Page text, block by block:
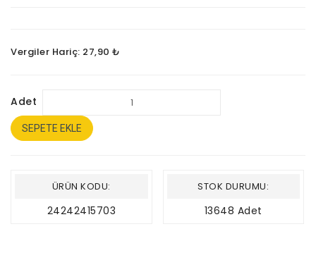
Vergiler Hariç: 27,90 ₺
Adet
SEPETE EKLE
ÜRÜN KODU:
24242415703
STOK DURUMU:
13648 Adet